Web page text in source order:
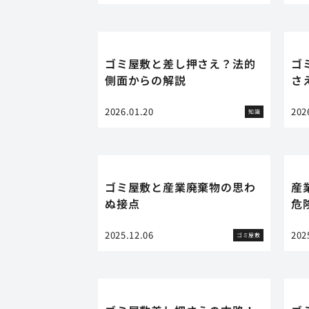
ゴミ屋敷と差し押さえ？法的
側面からの解説
2026.01.20 知識
ゴ
さ
ゴミ屋敷と産業廃棄物の思わ
ぬ接点
2025.12.06 ゴミ屋敷
産
危